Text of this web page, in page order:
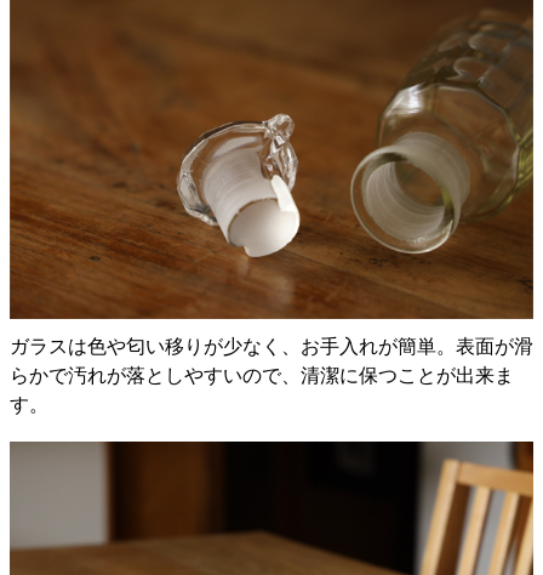
ガラスは色や匂い移りが少なく、お手入れが簡単。表面が滑
らかで汚れが落としやすいので、清潔に保つことが出来ま
す。